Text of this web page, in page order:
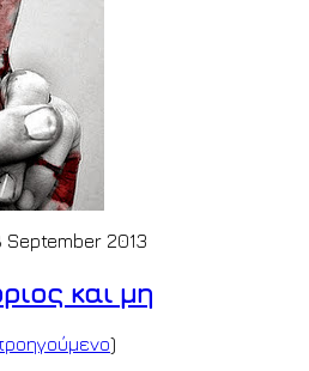
September 2013
και μη
)